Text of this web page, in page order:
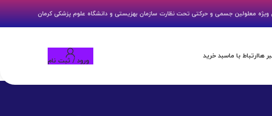
ویژه معلولین جسمی و حرکتی تحت نظارت سازمان بهزیستی و دانشگاه علوم پزشکی کرمان
هاارتباط با ماسبد خرید
ورود / ثبت نام